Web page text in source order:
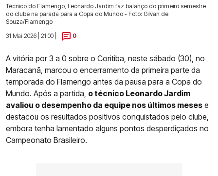
Técnico do Flamengo, Leonardo Jardim faz balanço do primeiro semestre
do clube na parada para a Copa do Mundo - Foto: Gilvan de
Souza/Flamengo
31 Mai 2026 | 21:00 |
0
A vitória por 3 a 0 sobre o Coritiba , neste sábado (30), no
Maracanã, marcou o encerramento da primeira parte da
temporada do Flamengo antes da pausa para a Copa do
Mundo. Após a partida, o técnico Leonardo Jardim
avaliou o desempenho da equipe nos últimos meses e
destacou os resultados positivos conquistados pelo clube,
embora tenha lamentado alguns pontos desperdiçados no
Campeonato Brasileiro.